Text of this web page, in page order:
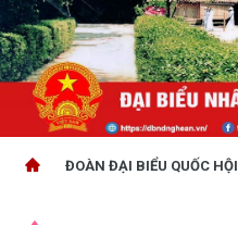
ĐOÀN ĐẠI BIỂU QUỐC HỘI